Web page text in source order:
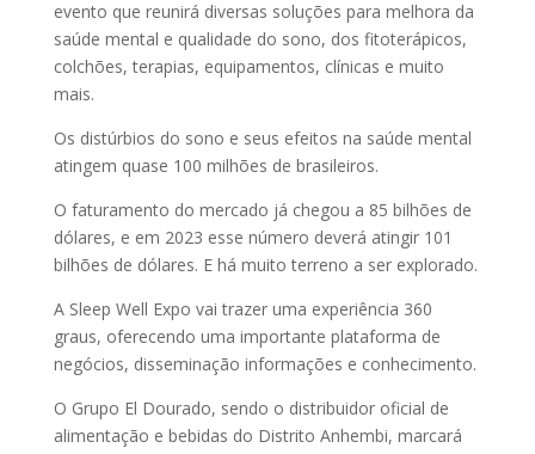
evento que reunirá diversas soluções para melhora da
saúde mental e qualidade do sono, dos fitoterápicos,
colchões, terapias, equipamentos, clínicas e muito
mais.
Os distúrbios do sono e seus efeitos na saúde mental
atingem quase 100 milhões de brasileiros.
O faturamento do mercado já chegou a 85 bilhões de
dólares, e em 2023 esse número deverá atingir 101
bilhões de dólares. E há muito terreno a ser explorado.
A Sleep Well Expo vai trazer uma experiência 360
graus, oferecendo uma importante plataforma de
negócios, disseminação informações e conhecimento.
O Grupo El Dourado, sendo o distribuidor oficial de
alimentação e bebidas do Distrito Anhembi, marcará